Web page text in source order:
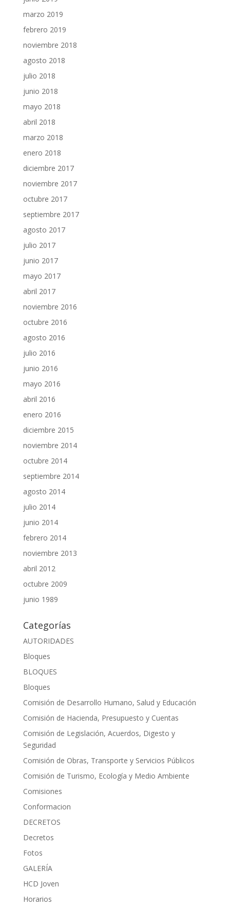
marzo 2019
febrero 2019
noviembre 2018
agosto 2018
julio 2018
junio 2018
mayo 2018
abril 2018
marzo 2018
enero 2018
diciembre 2017
noviembre 2017
octubre 2017
septiembre 2017
agosto 2017
julio 2017
junio 2017
mayo 2017
abril 2017
noviembre 2016
octubre 2016
agosto 2016
julio 2016
junio 2016
mayo 2016
abril 2016
enero 2016
diciembre 2015
noviembre 2014
octubre 2014
septiembre 2014
agosto 2014
julio 2014
junio 2014
febrero 2014
noviembre 2013
abril 2012
octubre 2009
junio 1989
Categorías
AUTORIDADES
Bloques
BLOQUES
Bloques
Comisión de Desarrollo Humano, Salud y Educación
Comisión de Hacienda, Presupuesto y Cuentas
Comisión de Legislación, Acuerdos, Digesto y
Seguridad
Comisión de Obras, Transporte y Servicios Públicos
Comisión de Turismo, Ecología y Medio Ambiente
Comisiones
Conformacion
DECRETOS
Decretos
Fotos
GALERÍA
HCD Joven
Horarios